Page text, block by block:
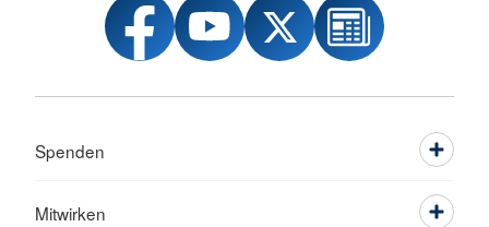
Spenden
Mitwirken